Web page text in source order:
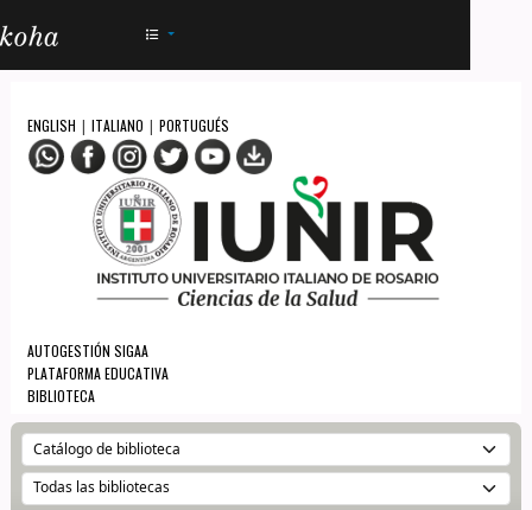
ENGLISH | ITALIANO | PORTUGUÉS
AUTOGESTIÓN SIGAA
PLATAFORMA EDUCATIVA
BIBLIOTECA